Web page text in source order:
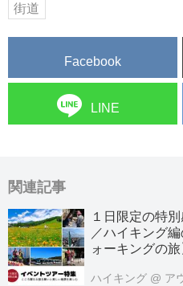
街道
Facebook
LINE
関連記事
１日限定の特
／ハイキング
ォーキングの旅
ハイキング @ ア